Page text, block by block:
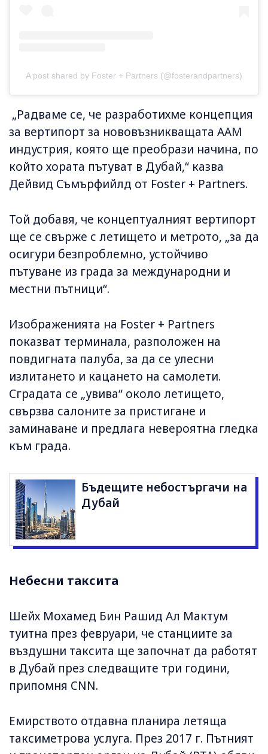
A post shared by Foster + Partners (@fosterandpartners)
„Радваме се, че разработихме концепция
за вертипорт за нововъзникващата AAM
индустрия, която ще преобрази начина, по
който хората пътуват в Дубай,“ казва
Дейвид Съмърфийлд от Foster + Partners.
Той добавя, че концептуалният вертипорт
ще се свърже с летището и метрото, „за да
осигури безпроблемно, устойчиво
пътуване из града за международни и
местни пътници“.
Изображенията на Foster + Partners
показват терминала, разположен на
повдигната палуба, за да се улесни
излитането и кацането на самолети.
Сградата се „увива“ около летището,
свързва салоните за пристигане и
заминаване и предлага невероятна гледка
към града.
Бъдещите небостъргачи на
Дубай
Небесни таксита
Шейх Мохамед Бин Рашид Ал Мактум
туитна през февруари, че станциите за
въздушни таксита ще започнат да работят
в Дубай през следващите три години,
припомня CNN.
Емирството отдавна планира летяща
таксиметрова услуга. През 2017 г. Пътният